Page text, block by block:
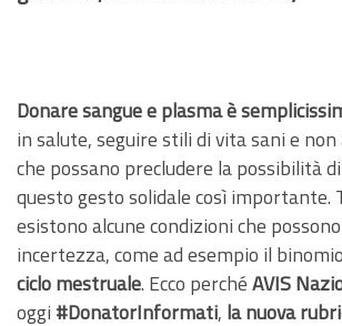
Donare sangue e plasma è
in salute, seguire stili di vita sani e
che possano precludere la possibilità
questo gesto solidale così importante.
esistono alcune condizioni che
incertezza, come ad esempio il binomio
ciclo mestruale. Ecco perchéAVIS
oggi #DonatorInformati, la nuova